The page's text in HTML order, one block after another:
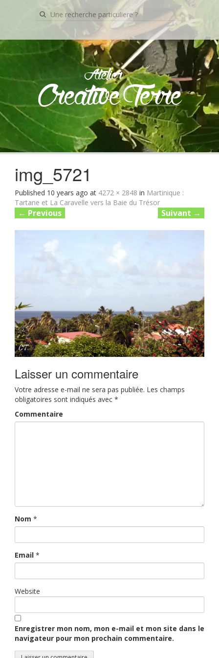
Recherche
pour:
Atelier
Creative Terre
Skip
to
img_5721
Published 10 years ago at 4272 × 2848 in Martinique :
Tartane et La Caravelle vers la Baie du Trésor
← Previous Suivant →
Laisser un commentaire
Votre adresse e-mail ne sera pas publiée. Les champs
obligatoires sont indiqués avec *
Commentaire
Nom *
Email *
Website
Enregistrer mon nom, mon e-mail et mon site dans le
navigateur pour mon prochain commentaire.